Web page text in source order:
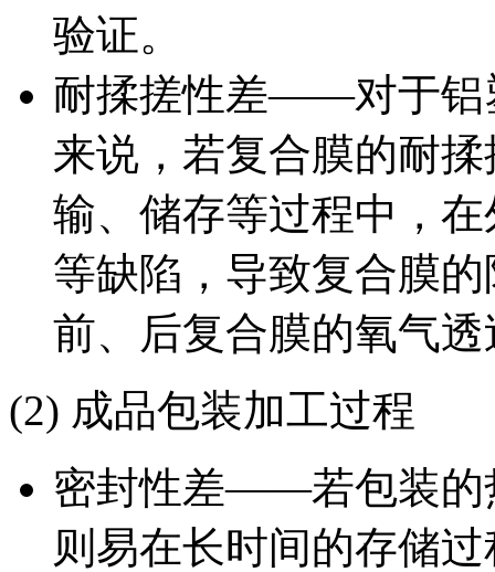
验证。
耐揉搓性差——对于铝
来说，若复合膜的耐
输、储存等过程中，
等缺陷，导致复合膜
前、后复合膜的氧气
(2) 成品包装加工过程
密封性差——若包装的
则易在长时间的存储